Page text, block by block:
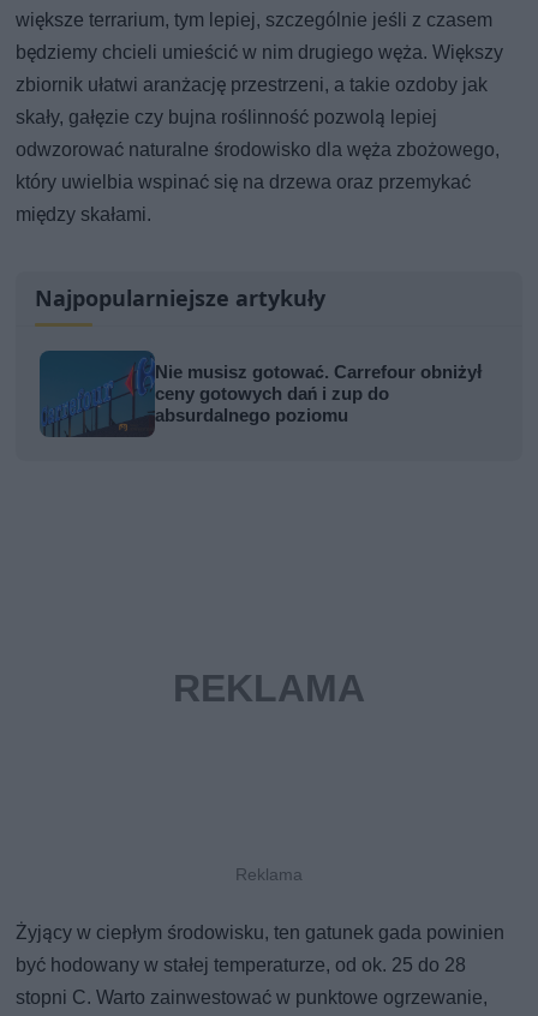
większe terrarium, tym lepiej, szczególnie jeśli z czasem
będziemy chcieli umieścić w nim drugiego węża. Większy
zbiornik ułatwi aranżację przestrzeni, a takie ozdoby jak
skały, gałęzie czy bujna roślinność pozwolą lepiej
odwzorować naturalne środowisko dla węża zbożowego,
który uwielbia wspinać się na drzewa oraz przemykać
między skałami.
Najpopularniejsze artykuły
Nie musisz gotować. Carrefour obniżył
ceny gotowych dań i zup do
absurdalnego poziomu
Żyjący w ciepłym środowisku, ten gatunek gada powinien
być hodowany w stałej temperaturze, od ok. 25 do 28
stopni C. Warto zainwestować w punktowe ogrzewanie,